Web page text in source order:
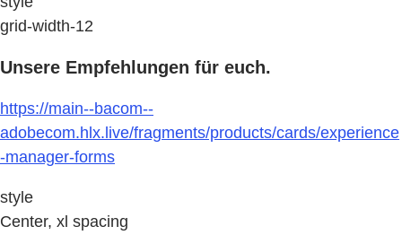
grid-width-12
Unsere Empfehlungen für euch.
https://main--bacom--
adobecom.hlx.live/fragments/products/cards/experience
-manager-forms
style
Center, xl spacing